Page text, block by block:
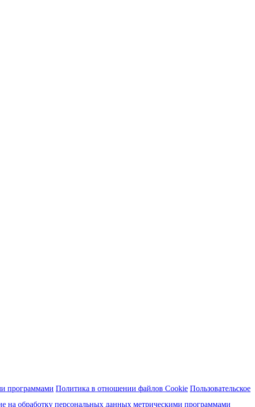
программами Политика в отношении файлов Cookie Пользовательское
на обработку персональных данных метрическими программами